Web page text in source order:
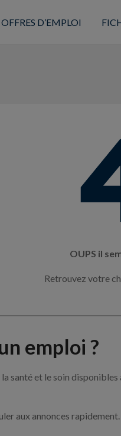
OFFRES D’EMPLOI
OUPS il
Retrouvez votre
emploi ?
santé et le soin
aux annonces rapidement.